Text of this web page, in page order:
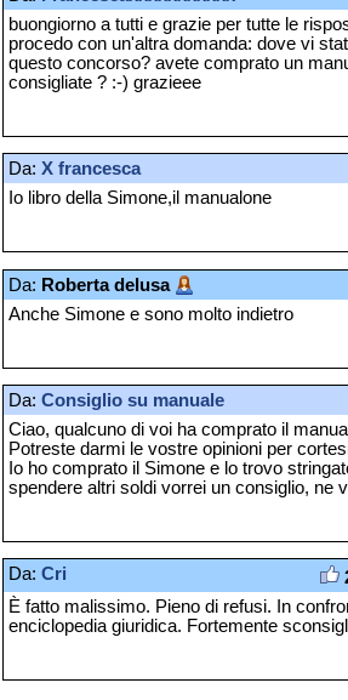
buongiorno a tutti e grazie per tutte le
procedo con un'altra domanda: dove vi
questo concorso? avete comprato un
consigliate ? :-) grazieee
Da: X francesca
Io libro della Simone,il manualone
Da: Roberta delusa
Anche Simone e sono molto indietro
Da: Consiglio su manuale
Ciao, qualcuno di voi ha comprato il
Potreste darmi le vostre opinioni per
Io ho comprato il Simone e lo trovo
spendere altri soldi vorrei un consiglio, ne
Da: Cri
È fatto malissimo. Pieno di refusi. In
enciclopedia giuridica. Fortemente